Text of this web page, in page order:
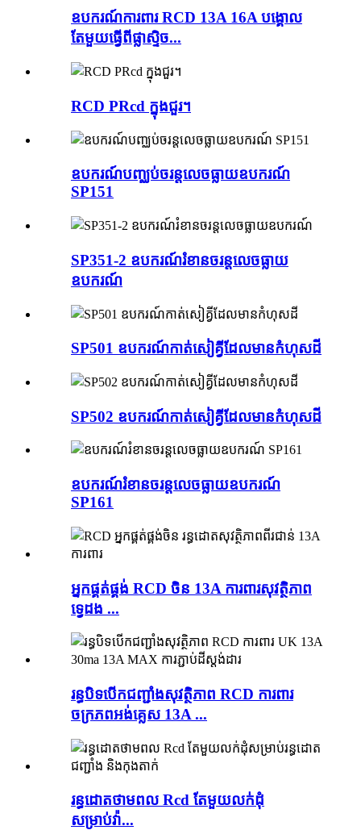
ឧបករណ៍ការពារ RCD 13A 16A បង្គោល
តែមួយធ្វើពីផ្លាស្ទិច...
RCD PRcd ក្នុងជួរ។
ឧបករណ៍​បញ្ឈប់​ចរន្ត​លេច​ធ្លាយ​ឧបករណ៍
SP151
SP351-2 ឧបករណ៍​រំខាន​ចរន្ត​លេច​ធ្លាយ​
ឧបករណ៍
SP501 ឧបករណ៍​កាត់​សៀគ្វី​ដែល​មាន​កំហុស​ដី
SP502 ឧបករណ៍​កាត់​សៀគ្វី​ដែល​មាន​កំហុស​ដី
ឧបករណ៍​រំខាន​ចរន្ត​លេច​ធ្លាយ​ឧបករណ៍
SP161
អ្នកផ្គត់ផ្គង់ RCD ចិន 13A ការពារសុវត្ថិភាព
ទ្វេដង ...
រន្ធបិទបើកជញ្ជាំងសុវត្ថិភាព RCD ការពារ
ចក្រភពអង់គ្លេស 13A ...
រន្ធដោតថាមពល Rcd តែមួយលក់ដុំ
សម្រាប់វ៉ា...